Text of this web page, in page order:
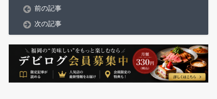
前の記事
次の記事